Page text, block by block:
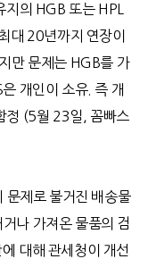
지의 HGB 또는HPL
대 20년까지 연장이
만 문제는 HGB를 가
은 개인이 소유. 즉 개
정 (5월 23일, 꼼빠스
문제로 불거진 배송물
나 가져온 물품의 검
대해 관세청이 개선